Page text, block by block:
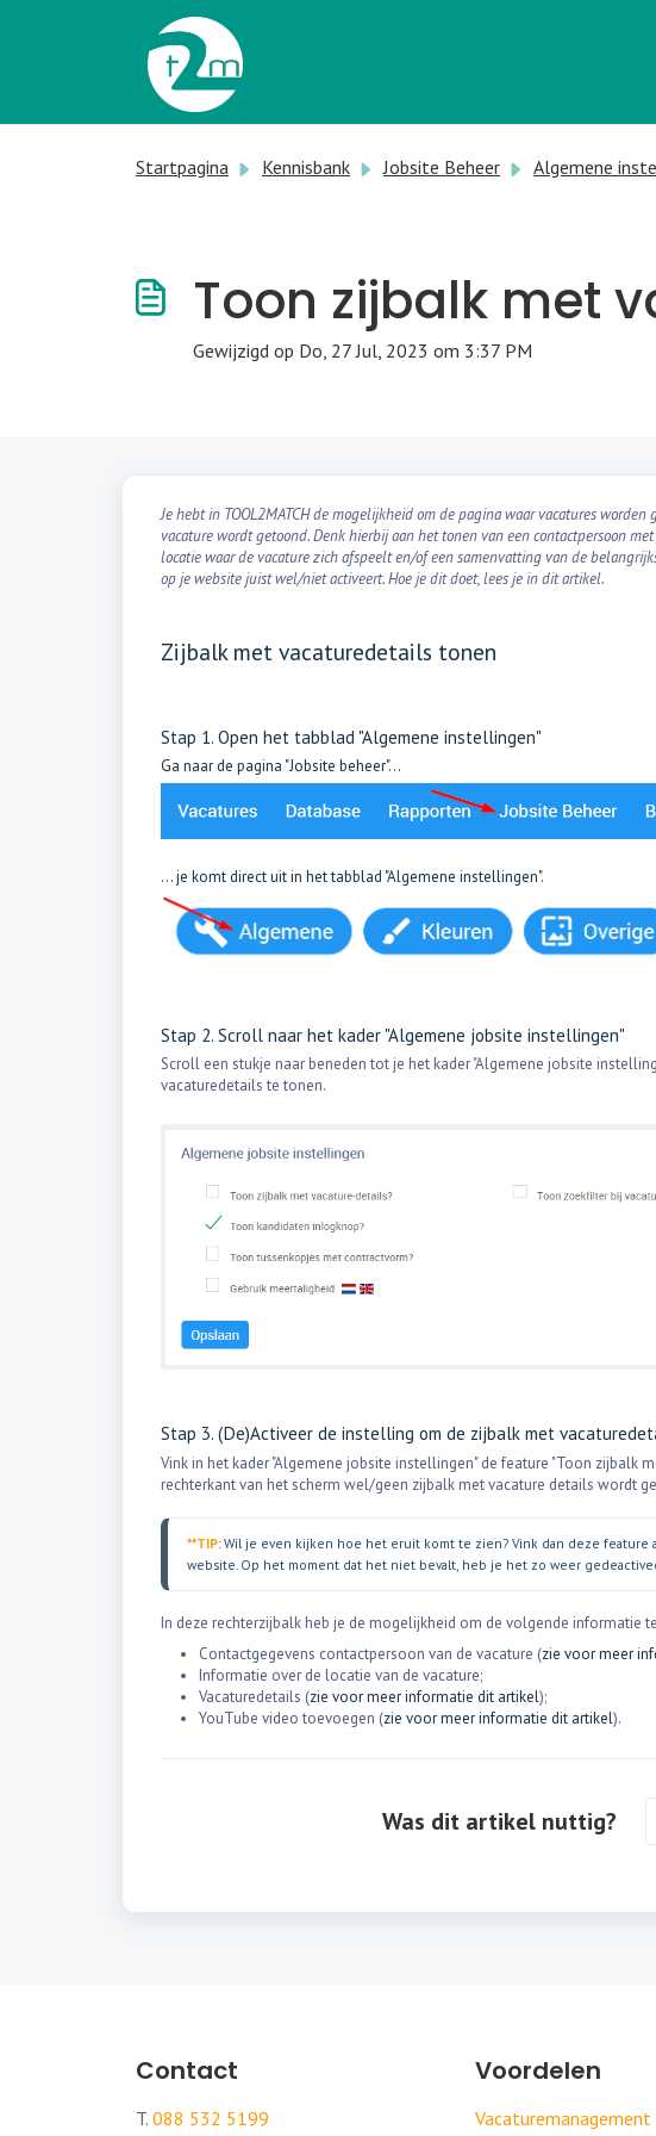
Doorgaan naar hoofdinhoud
Startpagina Kennisbank Jobsite Beheer Algemene
Toon zijbalk met
Gewijzigd op Do, 27 Jul, 2023 om 3:37 PM
Je hebt in TOOL2MATCH de mogelijkheid om de pagina waar vacatures
vacature wordt getoond. Denk hierbij aan het tonen van een contactpersoon
locatie waar de vacature zich afspeelt en/of een samenvatting van de
op je website juist wel/niet activeert. Hoe je dit doet, lees je in dit artikel.
Zijbalk met vacaturedetails tonen
Stap 1. Open het tabblad "Algemene instellingen"
Ga naar de pagina "Jobsite beheer"...
... je komt direct uit in het tabblad "Algemene instellingen".
Stap 2. Scroll naar het kader "Algemene jobsite instellingen"
Scroll een stukje naar beneden tot je het kader "Algemene jobsite
vacaturedetails te tonen.
Stap 3. (De)Activeer de instelling om de zijbalk met
Vink in het kader "Algemene jobsite instellingen" de feature "Toon zijbalk
rechterkant van het scherm wel/geen zijbalk met vacature details wordt
**TIP: Wil je even kijken hoe het eruit komt te zien? Vink dan deze
website. Op het moment dat het niet bevalt, heb je het zo weer
In deze rechterzijbalk heb je de mogelijkheid om de volgende informatie
Contactgegevens contactpersoon van de vacature (zie voor meer
Informatie over de locatie van de vacature;
Vacaturedetails (zie voor meer informatie dit artikel);
YouTube video toevoegen (zie voor meer informatie dit artikel).
Was dit artikel nuttig?
Contact
T. 088 532 5199
Voordelen
Vacaturemanagement